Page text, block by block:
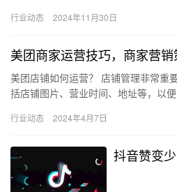
受众…
行业动态 2024年11月30日
美团商家运营技巧，商家营销
美团店铺如何运营？ 店铺管理非常重
括店铺图片、营业时间、地址等，以
合…
行业动态 2024年4月7日
抖音赞变